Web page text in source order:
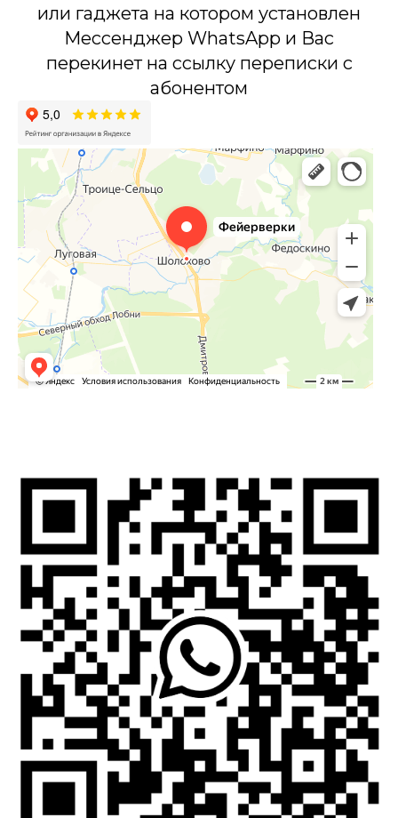
или гаджета на котором установлен
Мессенджер WhatsApp и Вас
перекинет на ссылку переписки с
абонентом